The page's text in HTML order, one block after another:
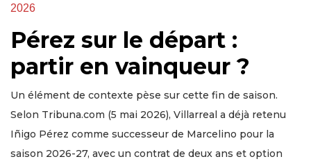
2026
Pérez sur le départ :
partir en vainqueur ?
Un élément de contexte pèse sur cette fin de saison.
Selon Tribuna.com (5 mai 2026), Villarreal a déjà retenu
Iñigo Pérez comme successeur de Marcelino pour la
saison 2026-27, avec un contrat de deux ans et option